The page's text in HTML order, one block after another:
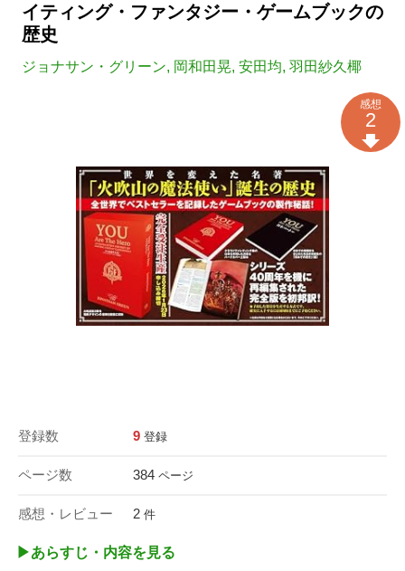
イティング・ファンタジー・ゲームブックの
歴史
ジョナサン・グリーン, 岡和田晃, 安田均, 羽田紗久椰
登録数 9 登録
ページ数 384 ページ
感想・レビュー 2 件
感想
2
▶︎あらすじ・内容を見る